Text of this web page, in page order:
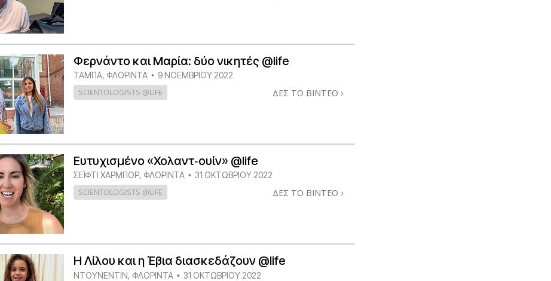
Φερνάντο και Μαρία: δύο νικητές @life
ΤΆΜΠΑ, ΦΛΌΡΙΝΤΑ • 9 ΝΟΕΜΒΡΙΟΥ 2022
SCIENTOLOGISTS @LIFE ΔΕΣ ΤΟ ΒΙΝΤΕΟ
Ευτυχισμένο «Χολαντ‑ουίν» @life
ΣΕΪΦΤΙ ΧΑΡΜΠΟΡ, ΦΛΟΡΙΝΤΑ • 31 ΟΚΤΩΒΡΙΟΥ 2022
SCIENTOLOGISTS @LIFE ΔΕΣ ΤΟ ΒΙΝΤΕΟ
Η Λίλου και η Έβια διασκεδάζουν @life
ΝΤΟΎΝΕΝΤΙΝ, ΦΛΌΡΙΝΤΑ • 31 ΟΚΤΩΒΡΙΟΥ 2022